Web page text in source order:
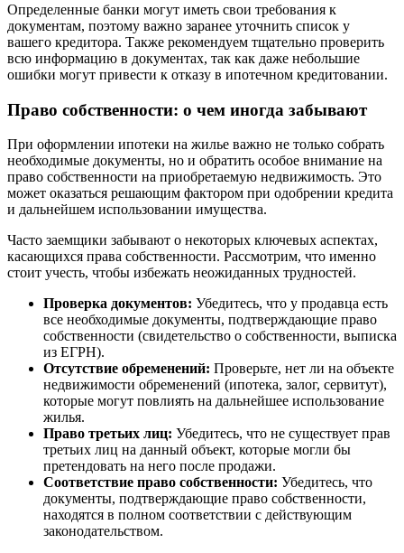
Определенные банки могут иметь свои требования к
документам, поэтому важно заранее уточнить список у
вашего кредитора. Также рекомендуем тщательно проверить
всю информацию в документах, так как даже небольшие
ошибки могут привести к отказу в ипотечном кредитовании.
Право собственности: о чем иногда забывают
При оформлении ипотеки на жилье важно не только собрать
необходимые документы, но и обратить особое внимание на
право собственности на приобретаемую недвижимость. Это
может оказаться решающим фактором при одобрении кредита
и дальнейшем использовании имущества.
Часто заемщики забывают о некоторых ключевых аспектах,
касающихся права собственности. Рассмотрим, что именно
стоит учесть, чтобы избежать неожиданных трудностей.
Проверка документов: Убедитесь, что у продавца есть
все необходимые документы, подтверждающие право
собственности (свидетельство о собственности, выписка
из ЕГРН).
Отсутствие обременений: Проверьте, нет ли на объекте
недвижимости обременений (ипотека, залог, сервитут),
которые могут повлиять на дальнейшее использование
жилья.
Право третьих лиц: Убедитесь, что не существует прав
третьих лиц на данный объект, которые могли бы
претендовать на него после продажи.
Соответствие право собственности: Убедитесь, что
документы, подтверждающие право собственности,
находятся в полном соответствии с действующим
законодательством.